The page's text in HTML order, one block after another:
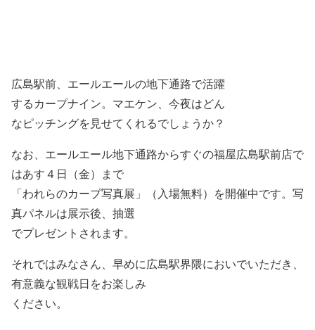
広島駅前、エールエールの地下通路で活躍
するカープナイン。マエケン、今夜はどん
なピッチングを見せてくれるでしょうか？
なお、エールエール地下通路からすぐの福屋広島駅前店で
はあす４日（金）まで
「われらのカープ写真展」（入場無料）を開催中です。写
真パネルは展示後、抽選
でプレゼントされます。
それではみなさん、早めに広島駅界隈においでいただき、
有意義な観戦日をお楽しみ
ください。